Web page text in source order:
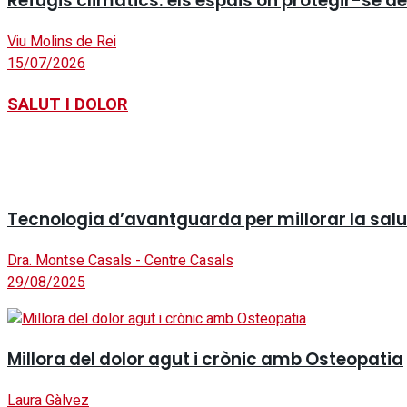
Viu Molins de Rei
15/07/2026
SALUT I DOLOR
Tecnologia d’avantguarda per millorar la
Dra. Montse Casals - Centre Casals
29/08/2025
Millora del dolor agut i crònic amb Osteopatia
Laura Gàlvez